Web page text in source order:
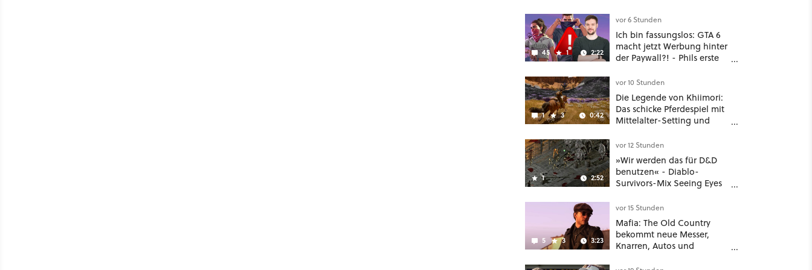
45 1 2:22
vor 6 Stunden
Ich bin fassungslos: GTA 6
macht jetzt Werbung hinter
der Paywall?! - Phils erste
Deal
1 3 0:42
vor 10 Stunden
Die Legende von Khiimori:
Das schicke Pferdespiel mit
Mittelalter-Setting und
noch größer und
gefährlicher
1 2:52
vor 12 Stunden
»Wir werden das für D&D
benutzen« - Diablo-
Survivors-Mix Seeing Eyes
nützliches Map-Tool
5 3 3:23
vor 15 Stunden
Mafia: The Old Country
bekommt neue Messer,
Knarren, Autos und